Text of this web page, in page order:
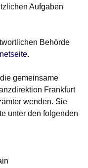
Aufgaben
Behörde
in einem neuen
.
gemeinsame
Frankfurt
wenden. Sie
unter den folgenden